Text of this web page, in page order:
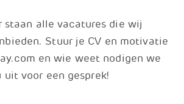
staan alle vacatures die wij
Stuur je CV en motivatie
en wie weet nodigen we
uit voor een gesprek!